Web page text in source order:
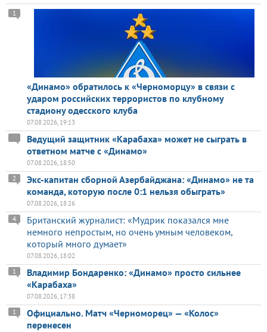
«Динамо» обратилось к «Черноморцу» в связи с
ударом российских террористов по клубному
стадиону одесского клуба
1
07.08.2026, 19:13
Ведущий защитник «Карабаха» может не сыграть в
ответном матче с «Динамо»
07.08.2026, 18:50
Экс-капитан сборной Азербайджана: «Динамо» не та
команда, которую после 0:1 нельзя обыграть»
2
07.08.2026, 18:26
Британский журналист: «Мудрик показался мне
немного непростым, но очень умным человеком,
который много думает»
4
07.08.2026, 18:02
Владимир Бондаренко: «Динамо» просто сильнее
«Карабаха»
1
07.08.2026, 17:38
Официально. Матч «Черноморец» — «Колос»
перенесен
1